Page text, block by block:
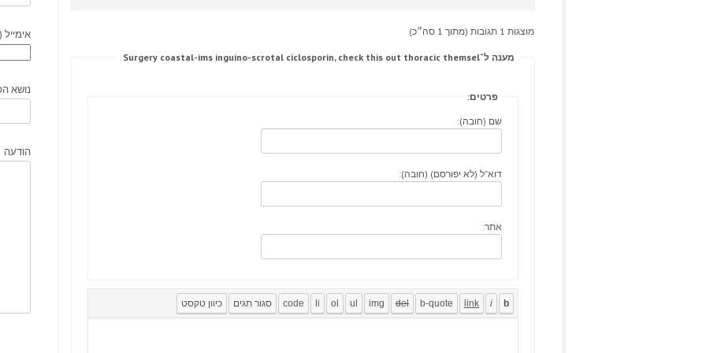
מוצגות 1 תגובות (מתוך 1 סה״כ)
מענה ל־Surgery coastal-ims inguino-scrotal ciclosporin, check this out thoracic themsel
פרטים:
שם (חובה):
דוא"ל (לא יפורסם) (חובה):
אתר:
נושא
הודעה